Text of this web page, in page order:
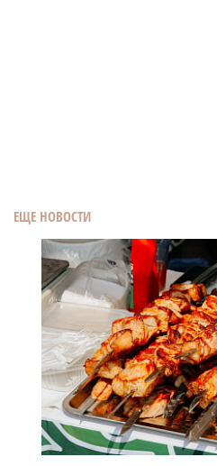
ЕЩЕ НОВОСТИ